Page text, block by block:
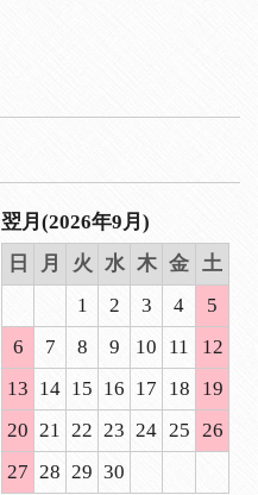
翌月(2026年9月)
日
月 火 水 木 金 土
1
2 3 4
5
6
7 8 9 10 11
12
13 14 15 16 17 18
19
20 21 22 23 24 25 26
27 28 29 30